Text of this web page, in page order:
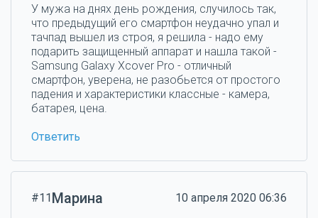
У мужа на днях день рождения, случилось так,
что предыдущий его смартфон неудачно упал и
тачпад вышел из строя, я решила - надо ему
подарить защищенный аппарат и нашла такой -
Samsung Galaxy Xcover Pro - отличный
смартфон, уверена, не разобьется от простого
падения и характеристики классные - камера,
батарея, цена.
Ответить
#11Марина 10 апреля 2020 06:36